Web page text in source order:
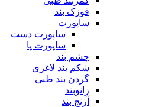
قوزک بند
ساپورت
ساپورت دست
ساپورت پا
چشم بند
شکم بند لاغری
گردن بند طبی
زانوبند
آرنج بند